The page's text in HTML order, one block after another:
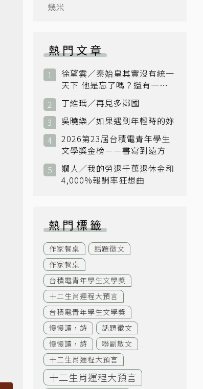
幾米
熱門文章
徐望雲／秦始皇其實沒有統一
天下 他是忘了嗎？還有一個
小國：衛國
丁維瑀／再見多鄰國
吳曉樂／如果遇到年輕時的妳
2026第23屆台積電青年學生
文學獎金榜－－書寫到遠方
嫺人／我的勞退千萬退休金和
4,000%報酬率狂想曲
熱門標籤
作家餐桌
話題徵文
作家餐桌
台積電青年學生文學獎
十二生肖運程大預言
台積電青年學生文學獎
慢慢讀，詩
話題徵文
慢慢讀，詩
聯副散文
十二生肖運程大預言
十二生肖運程大預言